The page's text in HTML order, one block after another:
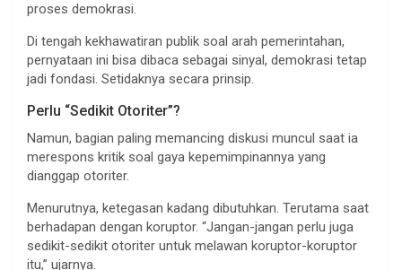
proses demokrasi.
Di tengah kekhawatiran publik soal arah pemerintahan,
pernyataan ini bisa dibaca sebagai sinyal, demokrasi tetap
jadi fondasi. Setidaknya secara prinsip.
Perlu “Sedikit Otoriter”?
Namun, bagian paling memancing diskusi muncul saat ia
merespons kritik soal gaya kepemimpinannya yang
dianggap otoriter.
Menurutnya, ketegasan kadang dibutuhkan. Terutama saat
berhadapan dengan koruptor. “Jangan-jangan perlu juga
sedikit-sedikit otoriter untuk melawan koruptor-koruptor
itu,” ujarnya.